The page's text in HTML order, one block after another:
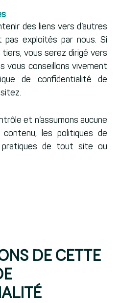
des liens vers d’autres
exploités par nous. Si
tiers, vous serez dirigé vers
vous conseillons vivement
de confidentialité de
et n’assumons aucune
les politiques de
de tout site ou
de cette